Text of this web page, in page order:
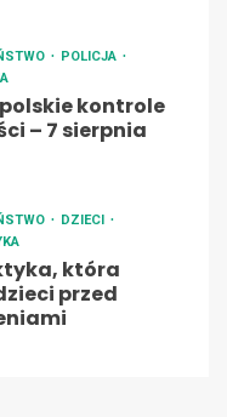
POLICJA
kontrole
– 7 sierpnia
DZIECI
która
przed